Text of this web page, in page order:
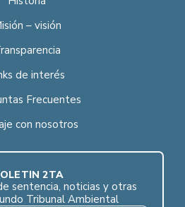
– visión
de interés
Frecuentes
con nosotros
2TA
sentencia, noticias y otras
Tribunal Ambiental